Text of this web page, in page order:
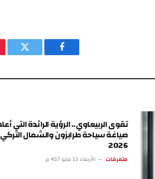
فيسبوكتويتر
تقوى الربيعاوي.. الرؤية الرائدة التي أعادت
صياغة سياحة طرابزون والشمال التركي في
الأربعاء 13 مايو 4:17 م